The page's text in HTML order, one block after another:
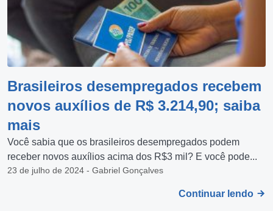
Brasileiros desempregados recebem
novos auxílios de R$ 3.214,90; saiba
mais
Você sabia que os brasileiros desempregados podem
receber novos auxílios acima dos R$3 mil? E você pode...
23 de julho de 2024 - Gabriel Gonçalves
Continuar lendo